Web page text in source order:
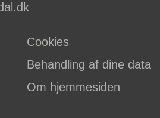
Cookies
Behandling af dine data
Om hjemmesiden